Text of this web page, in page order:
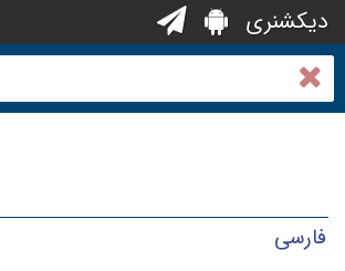
دیکشنری
فارسی